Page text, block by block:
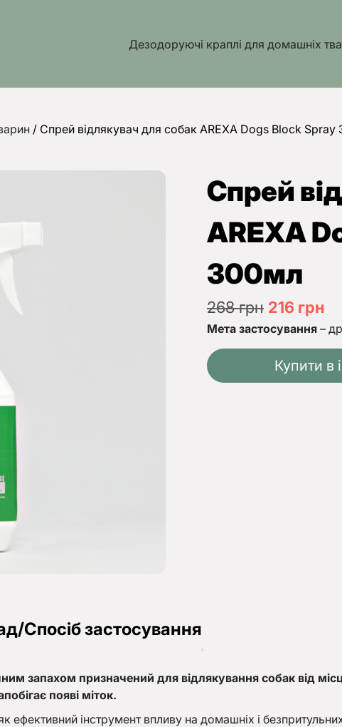
Дезодоруючі краплі для домашніх
/ Спрей відлякувач для собак AREXA Dogs Block Spray
Спрей
AREXA
300мл
268грн
ціна:
268 грн.
216 грн
Мета застосування –
Купити в
Спосіб застосування
запахом призначений для відлякування собак від
появі міток.
ефективний інструмент впливу на домашніх і